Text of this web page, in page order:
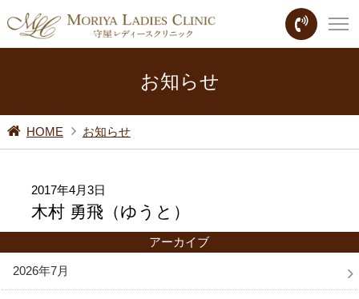
お知らせ
HOME お知らせ
2017年4月3日
木村 勇飛（ゆうと）
アーカイブ
2026年7月